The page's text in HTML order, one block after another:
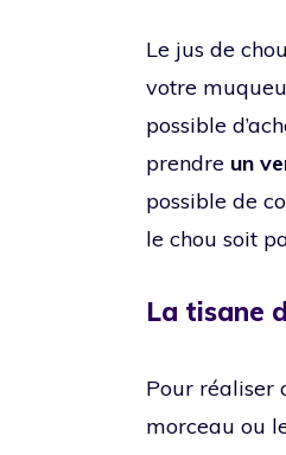
Le jus de
votre
possible
prendre un
possible de
le chou soit
La tisane
Pour réaliser
morceau ou